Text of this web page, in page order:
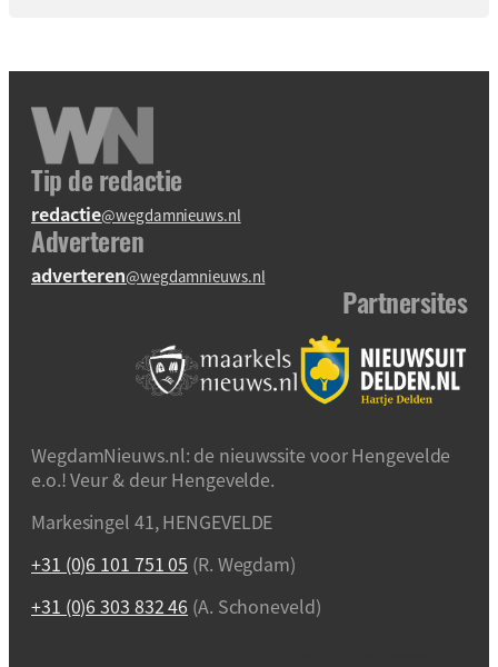
Tip de redactie
redactie@wegdamnieuws.nl
Adverteren
adverteren@wegdamnieuws.nl
Partnersites
WegdamNieuws.nl: de nieuwssite voor Hengevelde
e.o.! Veur & deur Hengevelde.
Markesingel 41, HENGEVELDE
+31 (0)6 101 751 05 (R. Wegdam)
+31 (0)6 303 832 46 (A. Schoneveld)